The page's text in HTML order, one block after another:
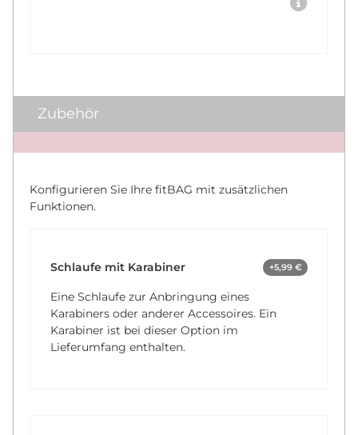
Zubehör
x
Konfigurieren Sie Ihre fitBAG mit zusätzlichen
Funktionen.
Eine Schlaufe zur Anbringung eines
Karabiners oder anderer Accessoires. Ein
Karabiner ist bei dieser Option im